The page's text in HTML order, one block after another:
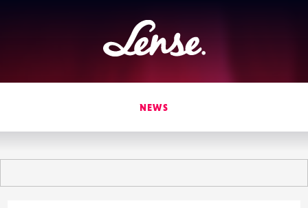
Lense
NEWS